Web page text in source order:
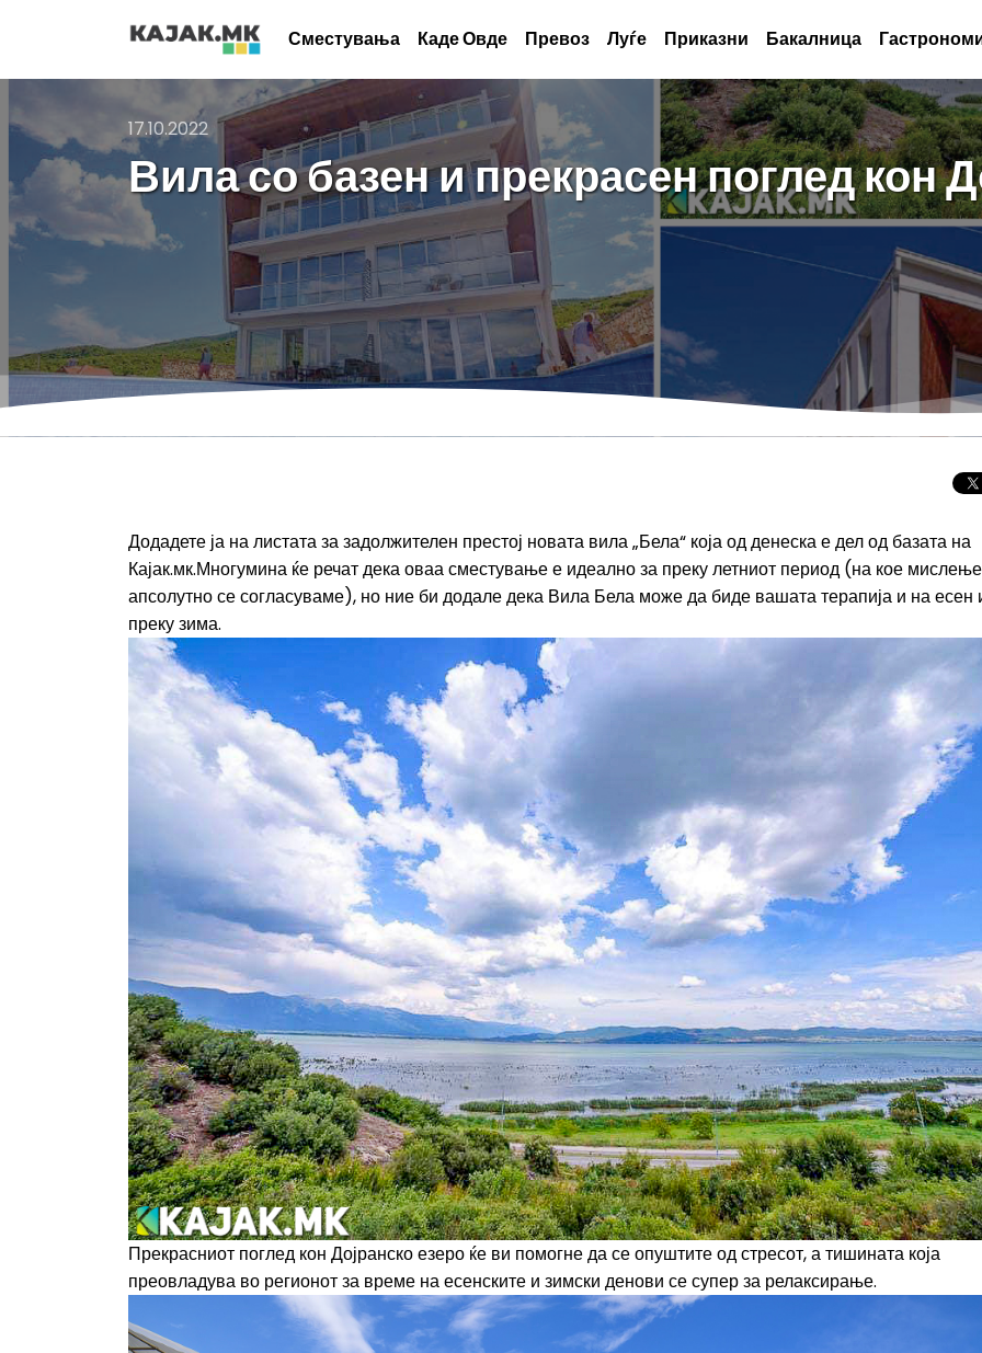
Сместувања Каде Овде Превоз Луѓе Приказни Бакалница
17.10.2022
Вила со базен и прекрасен поглед кон
Додадете ја на листата за задолжителен престој новата вила „Бела“ која од денеска е дел од базата на
Кајак.мк.Многумина ќе речат дека оваа сместување е идеално за преку летниот период (на кое мислење
апсолутно се согласуваме), но ние би додале дека Вила Бела може да биде вашата терапија и на есен
преку зима.
Прекрасниот поглед кон Дојранско езеро ќе ви помогне да се опуштите од стресот, а тишината која
преовладува во регионот за време на есенските и зимски денови се супер за релаксирање.
Целосно
Сонцето 2026:
најголемиот
во Европа